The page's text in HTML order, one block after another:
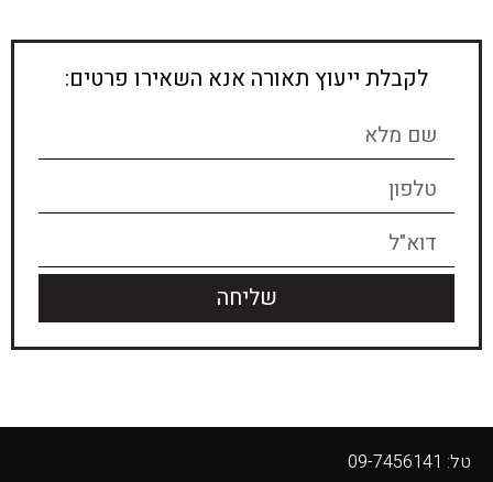
לקבלת ייעוץ תאורה אנא השאירו פרטים:
שליחה
טל: 09-7456141